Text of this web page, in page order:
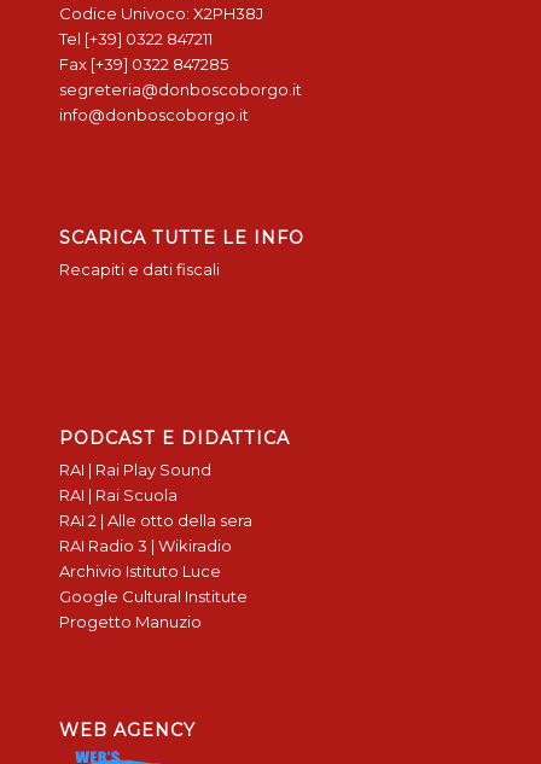
Codice Univoco: X2PH38J
Tel [+39] 0322 847211
Fax [+39] 0322 847285
segreteria@donboscoborgo.it
info@donboscoborgo.it
SCARICA TUTTE LE INFO
Recapiti e dati fiscali
PODCAST E DIDATTICA
RAI | Rai Play Sound
RAI | Rai Scuola
RAI 2 | Alle otto della sera
RAI Radio 3 | Wikiradio
Archivio Istituto Luce
Google Cultural Institute
Progetto Manuzio
WEB AGENCY